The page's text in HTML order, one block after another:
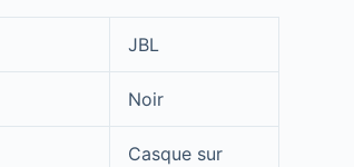
‎JBL
‎Noir
‎Casque sur